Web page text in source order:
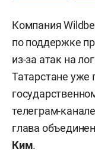
Компания
по поддержке
из-за атак на
Татарстане уже
телеграм-
глава
Ким.